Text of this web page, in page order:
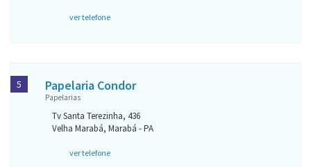
ver telefone
Papelaria Condor
Papelarias
Tv Santa Terezinha, 436
Velha Marabá, Marabá - PA
ver telefone
5